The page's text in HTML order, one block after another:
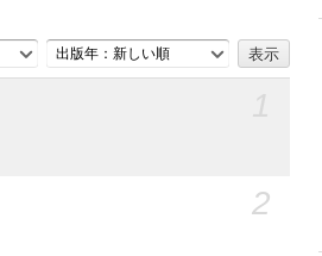
出版年：新しい順
2